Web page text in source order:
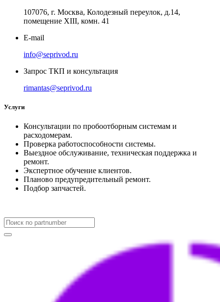
107076, г. Москва, Колодезный переулок, д.14,
помещение ХIII, комн. 41
E-mail
info@seprivod.ru
Запрос ТКП и консультация
rimantas@seprivod.ru
Услуги
Консультации по пробоотборным системам и
расходомерам.
Проверка работоспособности системы.
Выездное обслуживание, техническая поддержка и
ремонт.
Экспертное обучение клиентов.
Планово предупредительный ремонт.
Подбор запчастей.